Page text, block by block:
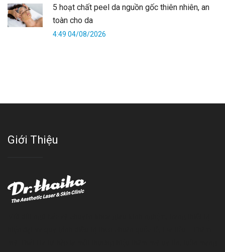
5 hoạt chất peel da nguồn gốc thiên nhiên, an
toàn cho da
4:49 04/08/2026
Giới Thiệu